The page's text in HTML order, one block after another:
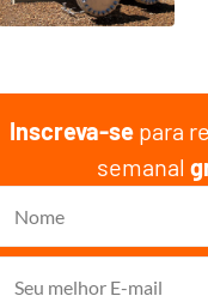
Inscreva-se para
semanal